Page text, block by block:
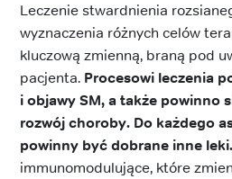
Leczenie stwardnienia
wyznaczenia różnych celów
kluczową zmienną, braną pod
pacjenta. Procesowi leczenia
i objawy SM, a także powinno
rozwój choroby. Do każdego
powinny być dobrane inne leki.
immunomodulujące, które